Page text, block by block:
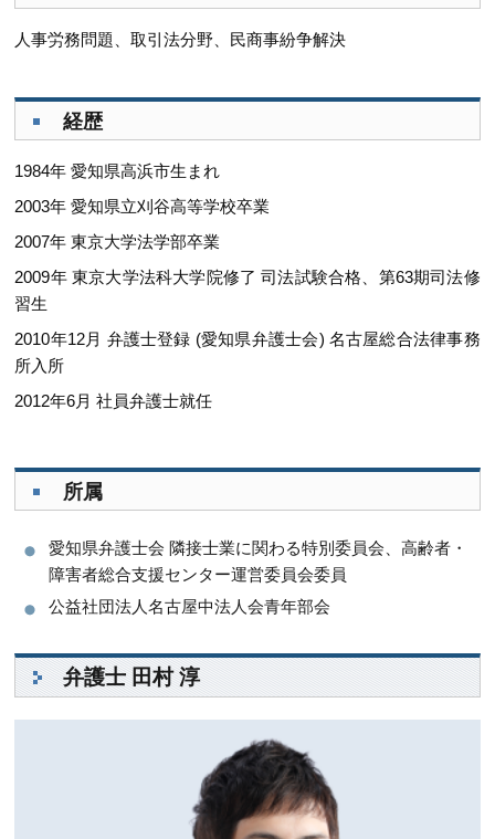
人事労務問題、取引法分野、民商事紛争解決
経歴
1984年 愛知県高浜市生まれ
2003年 愛知県立刈谷高等学校卒業
2007年 東京大学法学部卒業
2009年 東京大学法科大学院修了 司法試験合格、第63期司法修
習生
2010年12月 弁護士登録 (愛知県弁護士会) 名古屋総合法律事務
所入所
2012年6月 社員弁護士就任
所属
愛知県弁護士会 隣接士業に関わる特別委員会
高齢者・
障害者総合支援センター運営委員会委員
公益社団法人名古屋中法人会青年部会
弁護士 田村 淳